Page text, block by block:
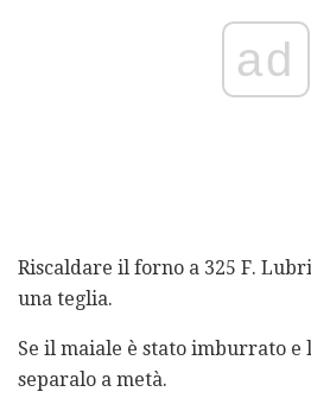
ad
Riscaldare il forno a 325 F.
una teglia.
Se il maiale è stato imburrato e
separalo a metà.